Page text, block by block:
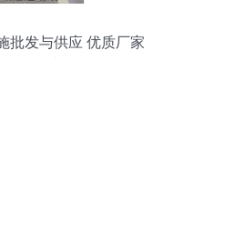
批发与供应 优质厂家